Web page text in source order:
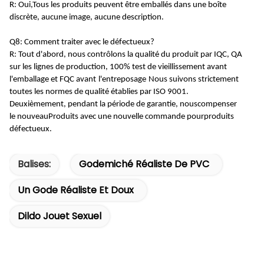
R: Oui,Tous les produits peuvent être emballés dans une boîte
discrète, aucune image, aucune description.
Q8: Comment traiter avec le défectueux?
R: Tout d'abord, nous contrôlons la qualité du produit par IQC, QA
sur les lignes de production, 100% test de vieillissement avant
l'emballage et FQC avant l'entreposage Nous suivons strictement
toutes les normes de qualité établies par ISO 9001.
Deuxièmement, pendant la période de garantie, nouscompenser
le nouveauProduits avec une nouvelle commande pourproduits
défectueux.
Balises:
Godemiché Réaliste De PVC
Un Gode Réaliste Et Doux
Dildo Jouet Sexuel